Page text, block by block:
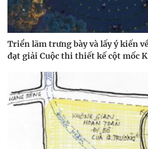
Triển lãm trưng bày và lấy ý kiến
đạt giải Cuộc thi thiết kế cột mốc